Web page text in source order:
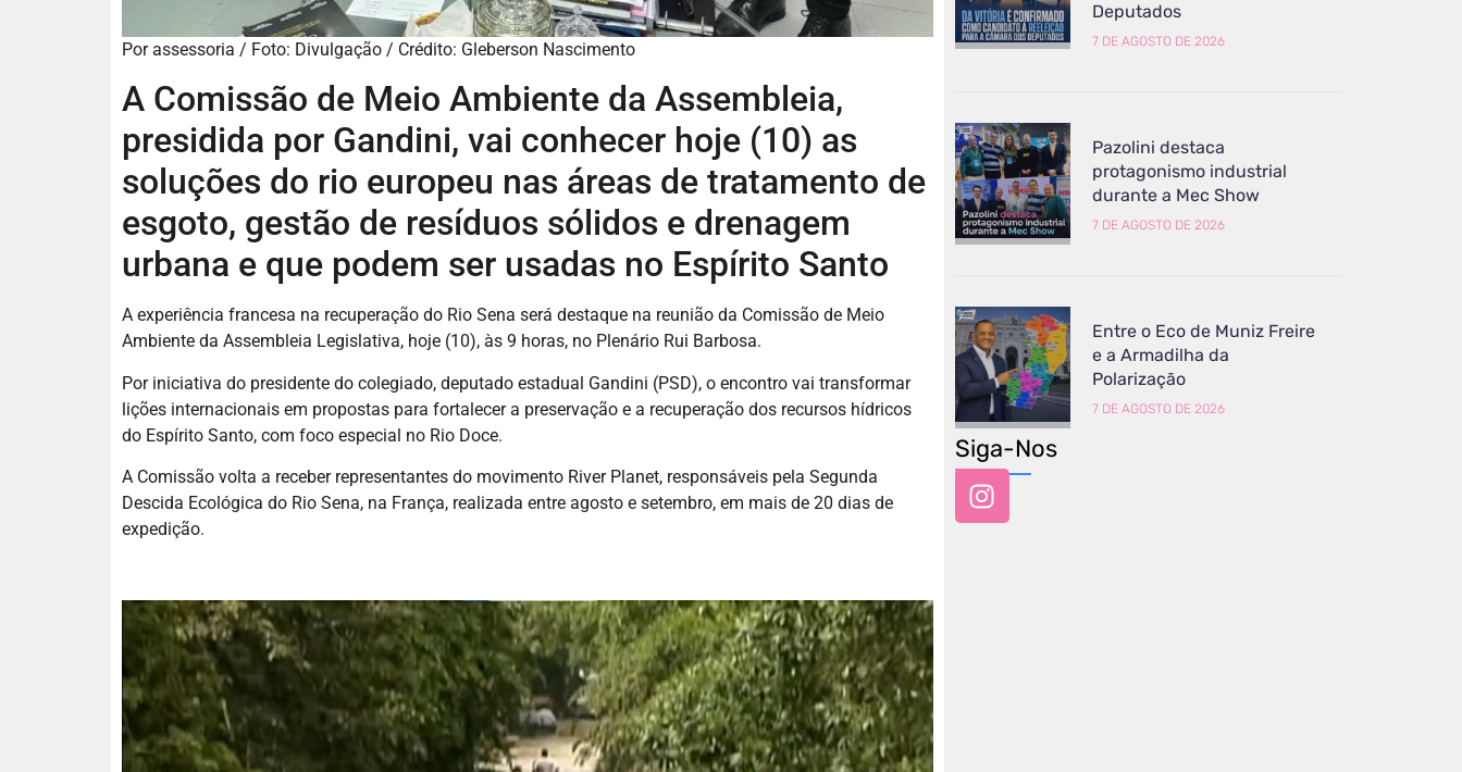
Por assessoria / Foto: Divulgação / Crédito: Gleberson Nascimento
A Comissão de Meio Ambiente da Assembleia,
presidida por Gandini, vai conhecer hoje (10) as
soluções do rio europeu nas áreas de tratamento de
esgoto, gestão de resíduos sólidos e drenagem
urbana e que podem ser usadas no Espírito Santo
A experiência francesa na recuperação do Rio Sena será destaque na reunião da Comissão de Meio
Ambiente da Assembleia Legislativa, hoje (10), às 9 horas, no Plenário Rui Barbosa.
Por iniciativa do presidente do colegiado, deputado estadual Gandini (PSD), o encontro vai transformar
lições internacionais em propostas para fortalecer a preservação e a recuperação dos recursos hídricos
do Espírito Santo, com foco especial no Rio Doce.
A Comissão volta a receber representantes do movimento River Planet, responsáveis pela Segunda
Descida Ecológica do Rio Sena, na França, realizada entre agosto e setembro, em mais de 20 dias de
expedição.
Deputados
7 DE AGOSTO DE 2026
Pazolini destaca
protagonismo industrial
durante a Mec Show
7 DE AGOSTO DE 2026
Entre o Eco de Muniz Freire
e a Armadilha da
Polarização
7 DE AGOSTO DE 2026
Siga-Nos